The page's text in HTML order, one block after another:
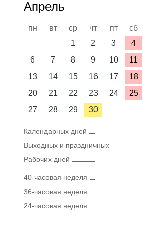
Апрель
пн вт ср чт пт сб
1
2 3 4
6
7 8 9 10 11
13
14 15 16 17 18
20
21 22 23 24 25
27
28 29 30
Календарных дней
Выходных и праздничных
Рабочих дней
40-часовая неделя
36-часовая неделя
24-часовая неделя